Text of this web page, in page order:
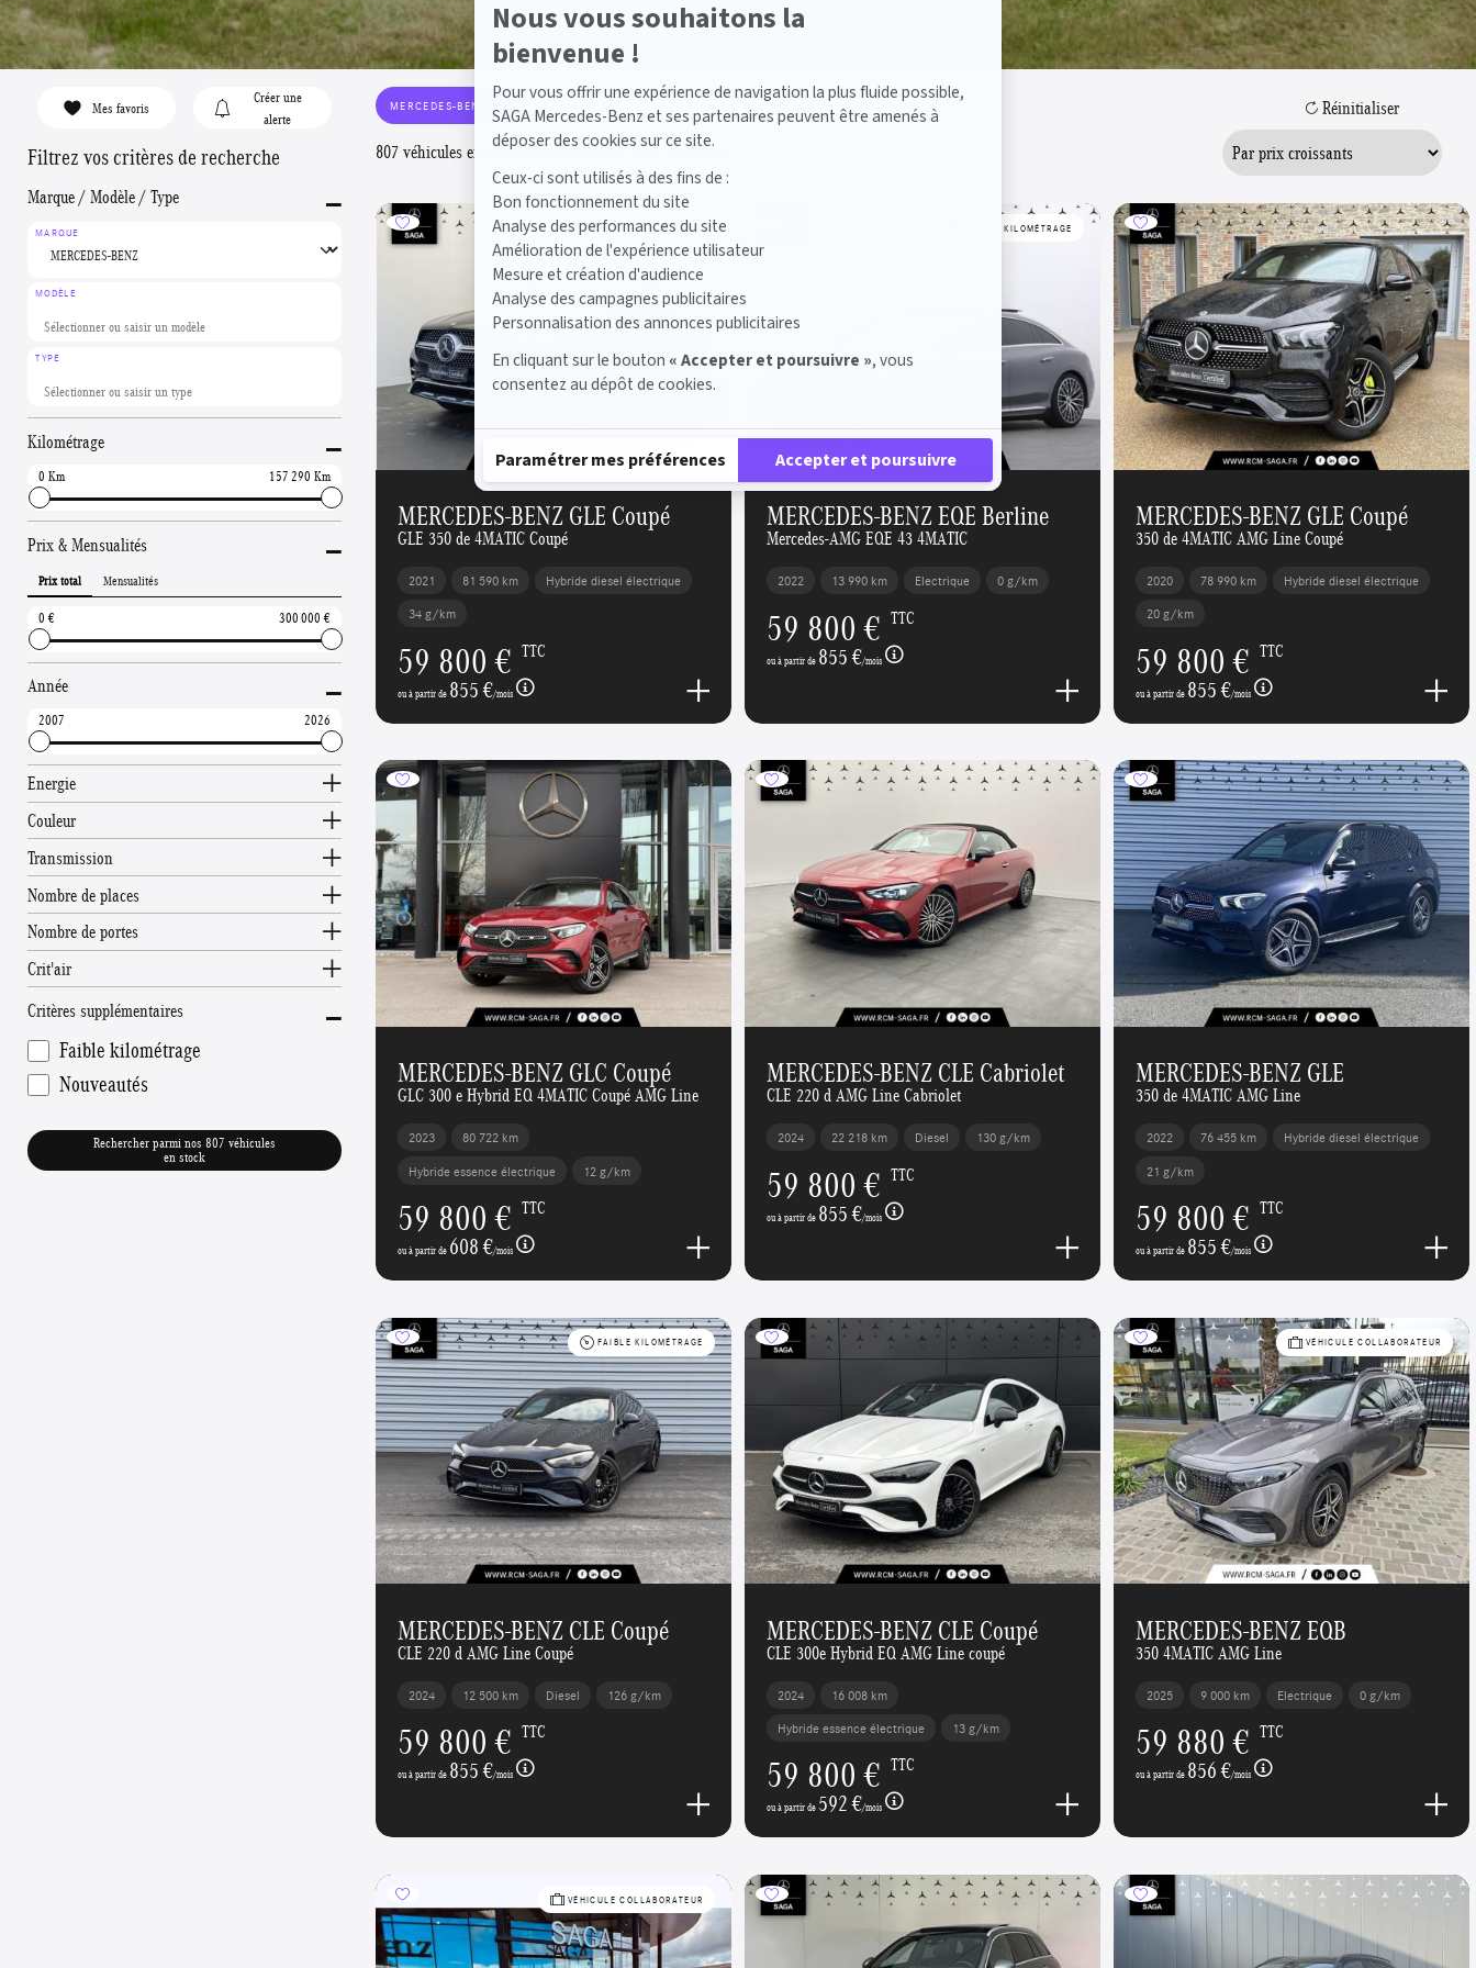
Nous vous souhaitons la
bienvenue !
Pour vous offrir une expérience de navigation la plus fluide possible,
SAGA Mercedes-Benz et ses partenaires peuvent être amenés à
déposer des cookies sur ce site.
Ceux-ci sont utilisés à des fins de :
Bon fonctionnement du site
Analyse des performances du site
Amélioration de l'expérience utilisateur
Mesure et création d'audience
Analyse des campagnes publicitaires
Personnalisation des annonces publicitaires
En cliquant sur le bouton « Accepter et poursuivre », vous
consentez au dépôt de cookies.
Paramétrer mes préférences Accepter et poursuivre
Mes favoris
Créer une
alerte
Filtrez vos critères de recherche
Marque / Modèle / Type -
MARQUE
MODÈLE
TYPE
Kilométrage -
0 157 290
Prix & Mensualités -
Prix total Mensualités
0 300 000
Année -
2007 2026
Energie
Couleur
Transmission
Nombre de places
Nombre de portes
Crit'air
Critères supplémentaires
-
Faible kilométrage
Nouveautés
Rechercher parmi nos 807 véhicules
en stock
MERCEDES-BENZ
Réinitialiser
807 véhicules en stock correspondent à votre recherche
MERCEDES-BENZ GLE Coupé
GLE 350 de 4MATIC Coupé
2021 81 590 km Hybride diesel électrique
34 g/km
59 800 € TTC
ou à partir de 855 €/mois
FAIBLE KILOMÉTRAGE
MERCEDES-BENZ EQE Berline
Mercedes-AMG EQE 43 4MATIC
2022 13 990 km Electrique 0 g/km
59 800 € TTC
ou à partir de 855 €/mois
MERCEDES-BENZ GLE Coupé
350 de 4MATIC AMG Line Coupé
2020 78 990 km Hybride diesel électrique
20 g/km
59 800 € TTC
ou à partir de 855 €/mois
MERCEDES-BENZ GLC Coupé
GLC 300 e Hybrid EQ 4MATIC Coupé AMG Line
2023 80 722 km
Hybride essence électrique 12 g/km
59 800 € TTC
ou à partir de 608 €/mois
MERCEDES-BENZ CLE Cabriolet
CLE 220 d AMG Line Cabriolet
2024 22 218 km Diesel 130 g/km
59 800 € TTC
ou à partir de 855 €/mois
MERCEDES-BENZ GLE
350 de 4MATIC AMG Line
2022 76 455 km Hybride diesel électrique
21 g/km
59 800 € TTC
ou à partir de 855 €/mois
FAIBLE KILOMÉTRAGE
MERCEDES-BENZ CLE Coupé
CLE 220 d AMG Line Coupé
2024 12 500 km Diesel 126 g/km
59 800 € TTC
ou à partir de 855 €/mois
MERCEDES-BENZ CLE Coupé
CLE 300e Hybrid EQ AMG Line coupé
2024 16 008 km
Hybride essence électrique 13 g/km
59 800 € TTC
ou à partir de 592 €/mois
VÉHICULE COLLABORATEUR
MERCEDES-BENZ EQB
350 4MATIC AMG Line
2025 9 000 km Electrique 0 g/km
59 880 € TTC
ou à partir de 856 €/mois
VÉHICULE COLLABORATEUR